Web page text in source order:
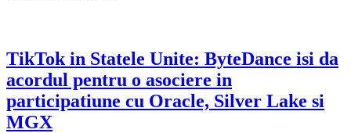
TikTok in Statele Unite: ByteDance isi da
acordul pentru o asociere in
participatiune cu Oracle, Silver Lake si
MGX